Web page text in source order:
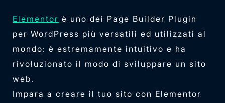
Elementor è uno dei Page Builder Plugin
per WordPress più versatili ed utilizzati al
mondo: è estremamente intuitivo e ha
rivoluzionato il modo di sviluppare un sito
web.
Impara a creare il tuo sito con Elementor